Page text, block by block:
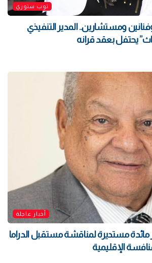
توب ستوري
ومستشارين.. المدير التنفيذي
يحتفل بعقد قرانه
أخبار عاجلة
مائدة مستديرة لمناقشة مستقبل الدراما
الإقليمية